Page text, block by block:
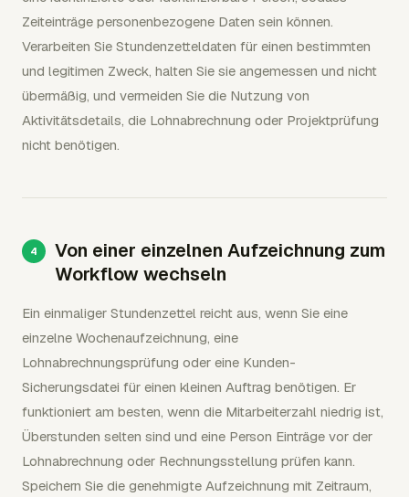
Zeiteinträge personenbezogene Daten sein können.
Verarbeiten Sie Stundenzetteldaten für einen bestimmten
und legitimen Zweck, halten Sie sie angemessen und nicht
übermäßig, und vermeiden Sie die Nutzung von
Aktivitätsdetails, die Lohnabrechnung oder Projektprüfung
nicht benötigen.
Von einer einzelnen Aufzeichnung zum
Workflow wechseln
Ein einmaliger Stundenzettel reicht aus, wenn Sie eine
einzelne Wochenaufzeichnung, eine
Lohnabrechnungsprüfung oder eine Kunden-
Sicherungsdatei für einen kleinen Auftrag benötigen. Er
funktioniert am besten, wenn die Mitarbeiterzahl niedrig ist,
Überstunden selten sind und eine Person Einträge vor der
Lohnabrechnung oder Rechnungsstellung prüfen kann.
Speichern Sie die genehmigte Aufzeichnung mit Zeitraum,